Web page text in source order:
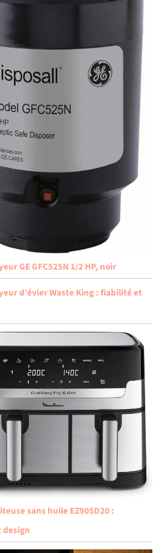
GE GFC525N 1/2 HP, noir
d’évier Waste King : fiabilité et
sans huile EZ905D20 :